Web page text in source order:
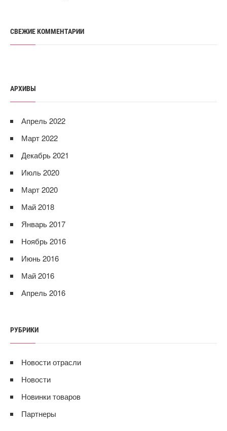
СВЕЖИЕ КОММЕНТАРИИ
АРХИВЫ
Апрель 2022
Март 2022
Декабрь 2021
Июль 2020
Март 2020
Май 2018
Январь 2017
Ноябрь 2016
Июнь 2016
Май 2016
Апрель 2016
РУБРИКИ
Новости отрасли
Новости
Новинки товаров
Партнеры